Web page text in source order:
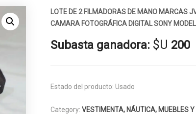
LOTE DE 2 FILMADORAS DE MANO MARCAS
CAMARA FOTOGRÁFICA DIGITAL SONY
Subasta ganadora:$U 200
Estado del producto: Usado
Category: VESTIMENTA, NÁUTICA, MUEBLES